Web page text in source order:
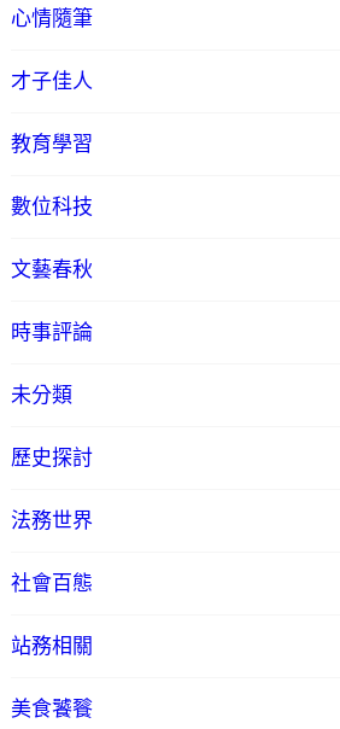
心情隨筆
才子佳人
教育學習
數位科技
文藝春秋
時事評論
未分類
歷史探討
法務世界
社會百態
站務相關
美食饕餮